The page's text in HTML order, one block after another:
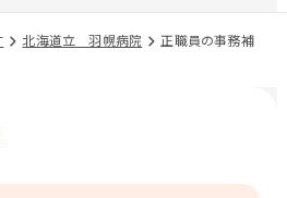
北海道立 羽幌病院
正職員の事務補